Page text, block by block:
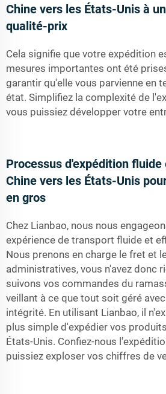
Chine vers les États-Unis à
qualité-prix
Cela signifie que votre expédition
mesures importantes ont été
garantir qu'elle vous parvienne en
état. Simplifiez la complexité de
vous puissiez développer votre
Processus d'expédition
Chine vers les États-Unis
en gros
Chez Lianbao, nous nous
expérience de transport fluide et
Nous prenons en charge le fret et
administratives, vous n'avez donc
suivons vos commandes du
veillant à ce que tout soit géré
intégrité. En utilisant Lianbao, il
plus simple d'expédier vos
États-Unis. Confiez-nous
puissiez exploser vos chiffres de